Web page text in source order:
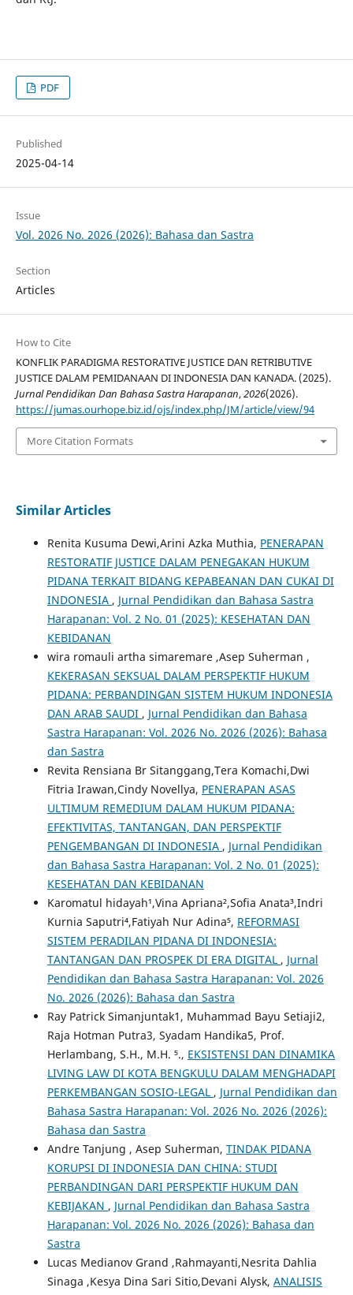
PDF
Published
2025-04-14
Issue
Vol. 2026 No. 2026 (2026): Bahasa dan Sastra
Section
Articles
How to Cite
KONFLIK PARADIGMA RESTORATIVE JUSTICE DAN RETRIBUTIVE
JUSTICE DALAM PEMIDANAAN DI INDONESIA DAN KANADA. (2025).
Jurnal Pendidikan Dan Bahasa Sastra Harapanan,2026(2026).
https://jumas.ourhope.biz.id/ojs/index.php/JM/article/view/94
More Citation Formats
Similar Articles
Renita Kusuma Dewi,Arini Azka Muthia, PENERAPAN
RESTORATIF JUSTICE DALAM PENEGAKAN HUKUM
PIDANA TERKAIT BIDANG KEPABEANAN DAN CUKAI DI
INDONESIA , Jurnal Pendidikan dan Bahasa Sastra
Harapanan: Vol. 2 No. 01 (2025): KESEHATAN DAN
KEBIDANAN
wira romauli artha simaremare ,Asep Suherman ,
KEKERASAN SEKSUAL DALAM PERSPEKTIF HUKUM
PIDANA: PERBANDINGAN SISTEM HUKUM INDONESIA
DAN ARAB SAUDI , Jurnal Pendidikan dan Bahasa
Sastra Harapanan: Vol. 2026 No. 2026 (2026): Bahasa
dan Sastra
Revita Rensiana Br Sitanggang,Tera Komachi,Dwi
Fitria Irawan,Cindy Novellya, PENERAPAN ASAS
ULTIMUM REMEDIUM DALAM HUKUM PIDANA:
EFEKTIVITAS, TANTANGAN, DAN PERSPEKTIF
PENGEMBANGAN DI INDONESIA , Jurnal Pendidikan
dan Bahasa Sastra Harapanan: Vol. 2 No. 01 (2025):
KESEHATAN DAN KEBIDANAN
Karomatul hidayah¹,Vina Apriana²,Sofia Anata³,Indri
Kurnia Saputri⁴,Fatiyah Nur Adina⁵, REFORMASI
SISTEM PERADILAN PIDANA DI INDONESIA:
TANTANGAN DAN PROSPEK DI ERA DIGITAL , Jurnal
Pendidikan dan Bahasa Sastra Harapanan: Vol. 2026
No. 2026 (2026): Bahasa dan Sastra
Ray Patrick Simanjuntak1, Muhammad Bayu Setiaji2,
Raja Hotman Putra3, Syadam Handika5, Prof.
Herlambang, S.H., M.H. ⁵., EKSISTENSI DAN DINAMIKA
LIVING LAW DI KOTA BENGKULU DALAM MENGHADAPI
PERKEMBANGAN SOSIO-LEGAL , Jurnal Pendidikan dan
Bahasa Sastra Harapanan: Vol. 2026 No. 2026 (2026):
Bahasa dan Sastra
Andre Tanjung , Asep Suherman, TINDAK PIDANA
KORUPSI DI INDONESIA DAN CHINA: STUDI
PERBANDINGAN DARI PERSPEKTIF HUKUM DAN
KEBIJAKAN , Jurnal Pendidikan dan Bahasa Sastra
Harapanan: Vol. 2026 No. 2026 (2026): Bahasa dan
Sastra
Lucas Medianov Grand ,Rahmayanti,Nesrita Dahlia
Sinaga ,Kesya Dina Sari Sitio,Devani Alysk, ANALISIS